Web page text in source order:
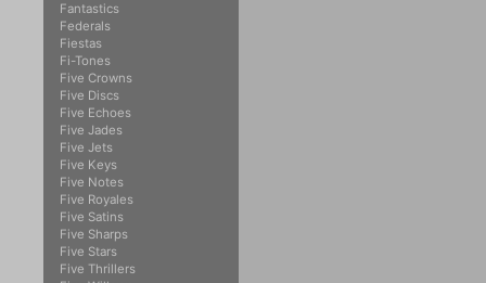
Fantastics
Federals
Fiestas
Fi-Tones
Five Crowns
Five Discs
Five Echoes
Five Jades
Five Jets
Five Keys
Five Notes
Five Royales
Five Satins
Five Sharps
Five Stars
Five Thrillers